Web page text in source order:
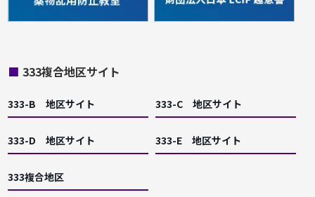
■ 333複合地区サイト
333-B 地区サイト 333-C 地区サイト
333-D 地区サイト 333-E 地区サイト
333複合地区